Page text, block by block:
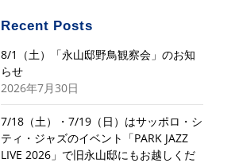
Recent Posts
8/1（土）「永山邸野鳥観察会」のお知
らせ
2026年7月30日
7/18（土）・7/19（日）はサッポロ・シ
ティ・ジャズのイベント「PARK JAZZ
LIVE 2026」で旧永山邸にもお越しくだ